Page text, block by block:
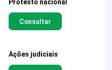
Protesto nacional
Consultar
Ações judiciais